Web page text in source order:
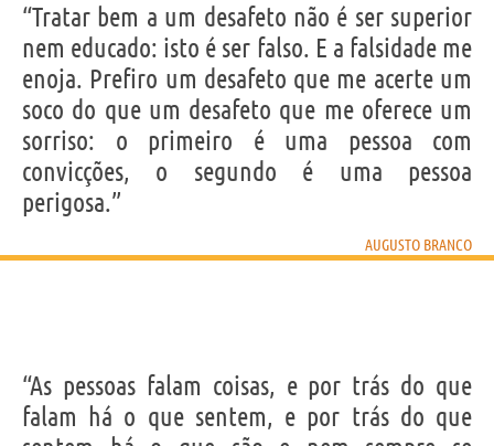
“Tratar bem a um desafeto não é ser superior
nem educado: isto é ser falso. E a falsidade me
enoja. Prefiro um desafeto que me acerte um
soco do que um desafeto que me oferece um
sorriso: o primeiro é uma pessoa com
convicções, o segundo é uma pessoa
perigosa.”
AUGUSTO BRANCO
“As pessoas falam coisas, e por trás do que
falam há o que sentem, e por trás do que